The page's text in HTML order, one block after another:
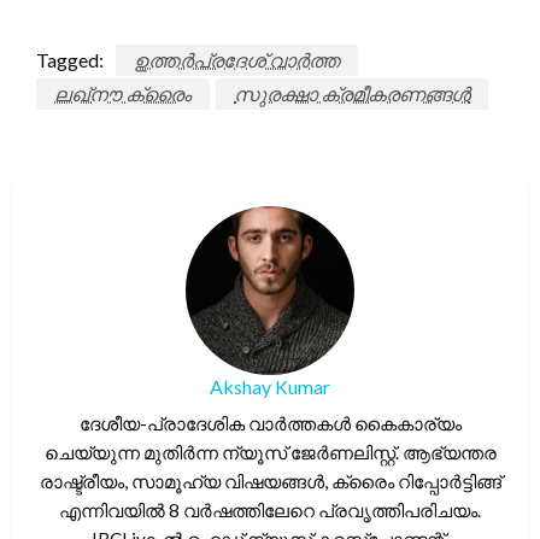
Tagged:
ഉത്തർപ്രദേശ് വാർത്ത
ലഖ്‌നൗ ക്രൈം
സുരക്ഷാ ക്രമീകരണങ്ങൾ
Akshay Kumar
ദേശീയ-പ്രാദേശിക വാർത്തകൾ കൈകാര്യം
ചെയ്യുന്ന മുതിർന്ന ന്യൂസ് ജേർണലിസ്റ്റ്. ആഭ്യന്തര
രാഷ്ട്രീയം, സാമൂഹ്യ വിഷയങ്ങൾ, ക്രൈം റിപ്പോർട്ടിങ്ങ്
എന്നിവയിൽ 8 വർഷത്തിലേറെ പ്രവൃത്തിപരിചയം.